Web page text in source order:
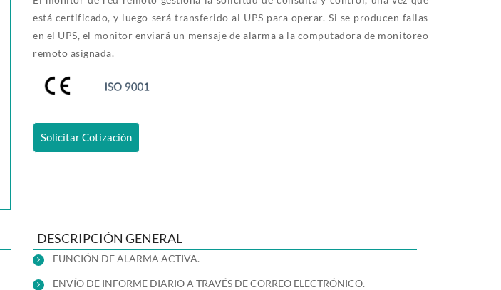
está certificado, y luego será transferido al UPS para operar. Si se producen fallas
en el UPS, el monitor enviará un mensaje de alarma a la computadora de monitoreo
remoto asignada.
Solicitar Cotización
DESCRIPCIÓN GENERAL
FUNCIÓN DE ALARMA ACTIVA.
ENVÍO DE INFORME DIARIO A TRAVÉS DE CORREO ELECTRÓNICO.